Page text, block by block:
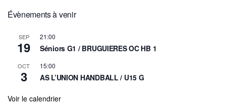
Évènements à venir
SEP
19
21:00
Séniors G1 / BRUGUIERES OC HB 1
OCT
3
15:00
AS L’UNION HANDBALL / U15 G
Voir le calendrier